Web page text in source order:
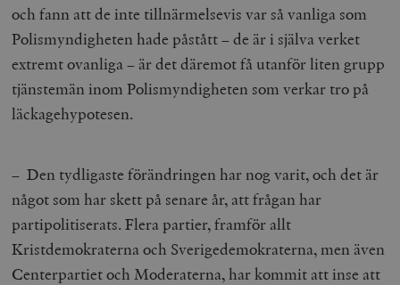
och fann att de inte tillnärmelsevis var så vanliga som
Polismyndigheten hade påstått – de är i själva verket
extremt ovanliga – är det däremot få utanför liten grupp
tjänstemän inom Polismyndigheten som verkar tro på
läckagehypotesen.
– Den tydligaste förändringen har nog varit, och det är
något som har skett på senare år, att frågan har
partipolitiserats. Flera partier, framför allt
Kristdemokraterna och Sverigedemokraterna, men även
Centerpartiet och Moderaterna, har kommit att inse att